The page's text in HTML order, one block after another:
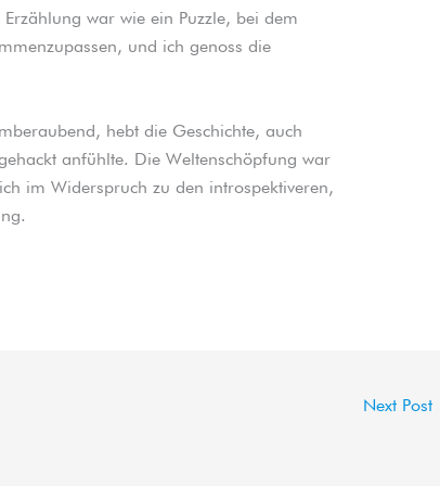
war wie ein Puzzle, bei dem
und ich genoss die
hebt die Geschichte, auch
anfühlte. Die Weltenschöpfung war
im Widerspruch zu den introspektiveren,
Next Post